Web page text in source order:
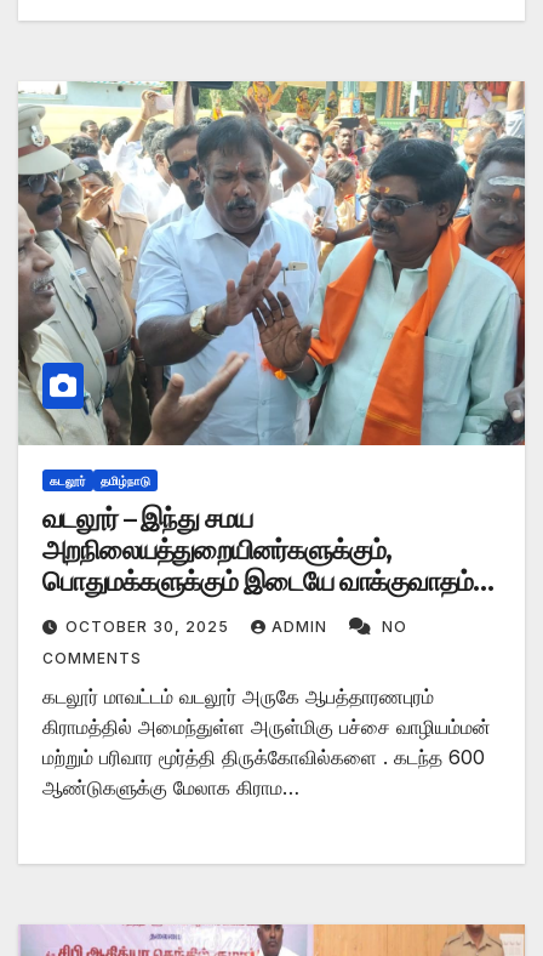
கடலூர் தமிழ்நாடு
வடலூர் – இந்து சமய
அறநிலையத்துறையினர்களுக்கும்,
பொதுமக்களுக்கும் இடையே வாக்குவாதம்
தள்ளுமுள்ளு
OCTOBER 30, 2025 ADMIN
NO
COMMENTS
கடலூர் மாவட்டம் வடலூர் அருகே ஆபத்தாரணபுரம்
கிராமத்தில் அமைந்துள்ள அருள்மிகு பச்சை வாழியம்மன்
மற்றும் பரிவார மூர்த்தி திருக்கோவில்களை . கடந்த 600
ஆண்டுகளுக்கு மேலாக கிராம…